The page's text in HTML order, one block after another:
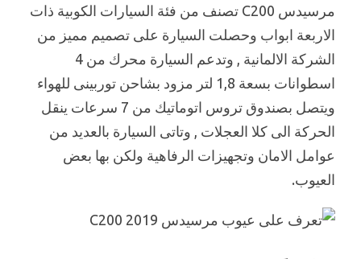
مرسيدس C200 تصنف من فئة السيارات الكوبية ذات
الاربعة ابواب وحصلت السيارة على تصميم مميز من
الشركة الالمانية , وتدعم السيارة محرك من 4
اسطوانات بسعة 1,8 لتر مزود بشاحن توربينى للهواء
ويتصل بصندوق تروس اتوماتيك من 7 سرعات ينقل
الحركة الى كلا العجلات , وتاتى السيارة بالعديد من
عوامل الامان وتجهيزات الرفاهية ولكن بها بعض
العيوب.